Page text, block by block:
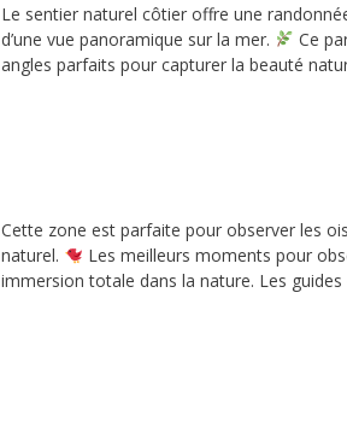
Le sentier naturel côtier offre une
d’une vue panoramique sur la mer.
Ce
angles parfaits pour capturer la beauté
Cette zone est parfaite pour observer les
naturel.
Les meilleurs moments pour
immersion totale dans la nature. Les